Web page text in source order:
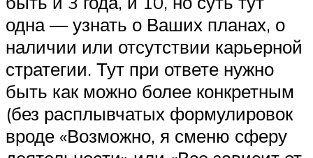
одна — узнать о Ваших планах, о
наличии или отсутствии карьерной
стратегии. Тут при ответе нужно
быть как можно более конкретным
(без расплывчатых формулировок
вроде «Возможно, я сменю сферу